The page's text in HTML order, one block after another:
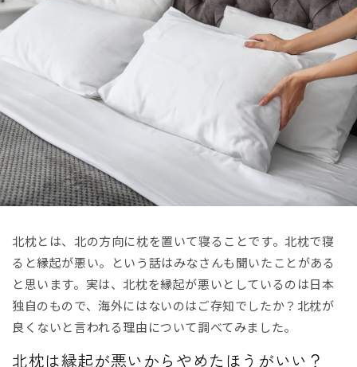
北枕とは、北の方向に枕を置いて寝ることです。北枕で寝
ると縁起が悪い。という話はみなさんも聞いたことがある
と思います。実は、北枕を縁起が悪いとしているのは日本
独自のもので、海外にはないのはご存知でしたか？北枕が
良くないと言われる理由について調べてみました。
北枕は縁起が悪いからやめたほうがいい？